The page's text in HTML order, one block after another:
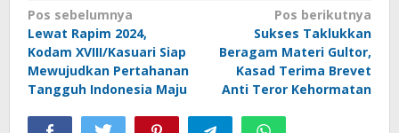
Navigasi
pos
Pos sebelumnya
Lewat Rapim 2024,
Kodam XVIII/Kasuari Siap
Mewujudkan Pertahanan
Tangguh Indonesia Maju
Pos berikutnya
Sukses Taklukkan
Beragam Materi Gultor,
Kasad Terima Brevet
Anti Teror Kehormatan